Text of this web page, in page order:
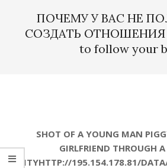
NavigationПОЧЕМУ У ВАС НЕ
СОЗДАТЬ ОТНОШЕНИЯ
to follow your
SHOT OF A YOUNG MAN
GIRLFRIEND THROUGH
CITYHTTP://195.154.178.81/